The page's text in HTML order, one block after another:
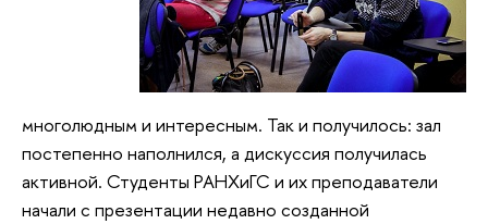
многолюдным и интересным. Так и получилось: зал
постепенно наполнился, а дискуссия получилась
активной. Студенты РАНХиГС и их преподаватели
начали с презентации недавно созданной